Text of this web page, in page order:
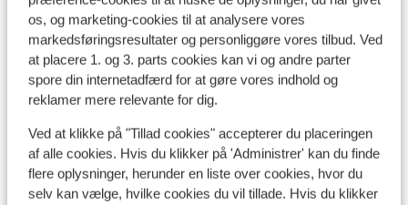
os, og marketing-cookies til at analysere vores
markedsføringsresultater og personliggøre vores tilbud. Ved
at placere 1. og 3. parts cookies kan vi og andre parter
spore din internetadfærd for at gøre vores indhold og
reklamer mere relevante for dig.
Ved at klikke på "Tillad cookies" accepterer du placeringen
af alle cookies. Hvis du klikker på 'Administrer' kan du finde
flere oplysninger, herunder en liste over cookies, hvor du
selv kan vælge, hvilke cookies du vil tillade. Hvis du klikker
Les Menuires Les Menuires Frankrig
Stå op i en luksuslejlighed
Perfekt beliggenhed i centrum og lige ved
pisterne
Slap af i wellnesscenteret
Lør. 10. Apr. - Lør. 17. Apr.
Ingen forplejning 2 person
Fra pris pr. person
5.833 kr.
Se